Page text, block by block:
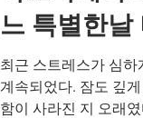
운 사람도 단기·시간
입을 만들 수 있습니
느 특별한날
최근 스트레스가 심
계속되었다. 잠도 깊
함이 사라진 지 오래